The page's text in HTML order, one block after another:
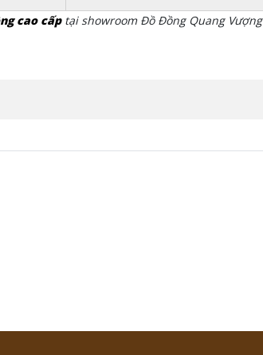
cao cấptại showroom Đồ Đồng Quang Vượng